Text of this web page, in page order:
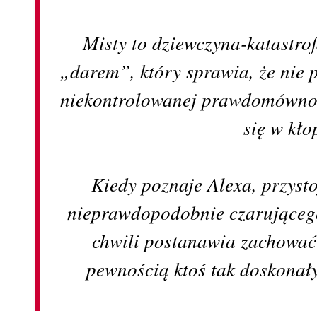
Misty to dziewczyna-
„darem”, który sprawia, że nie
niekontrolowanej
się w
Kiedy poznaje Alexa,
nieprawdopodobnie
chwili postanawia
pewnością ktoś tak